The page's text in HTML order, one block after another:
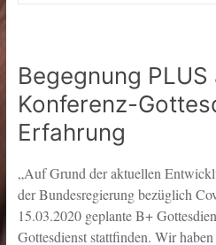
Begegnung
Konferenz-
Erfahrung
„Auf Grund der aktuellen
der Bundesregierung bezüglich
15.03.2020 geplante B+
Gottesdienst stattfinden. Wir